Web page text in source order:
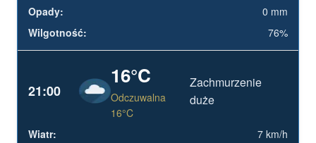
0 mm
76%
21:00
16°C
Odczuwalna
16°C
Zachmurzenie
duże
7 km/h